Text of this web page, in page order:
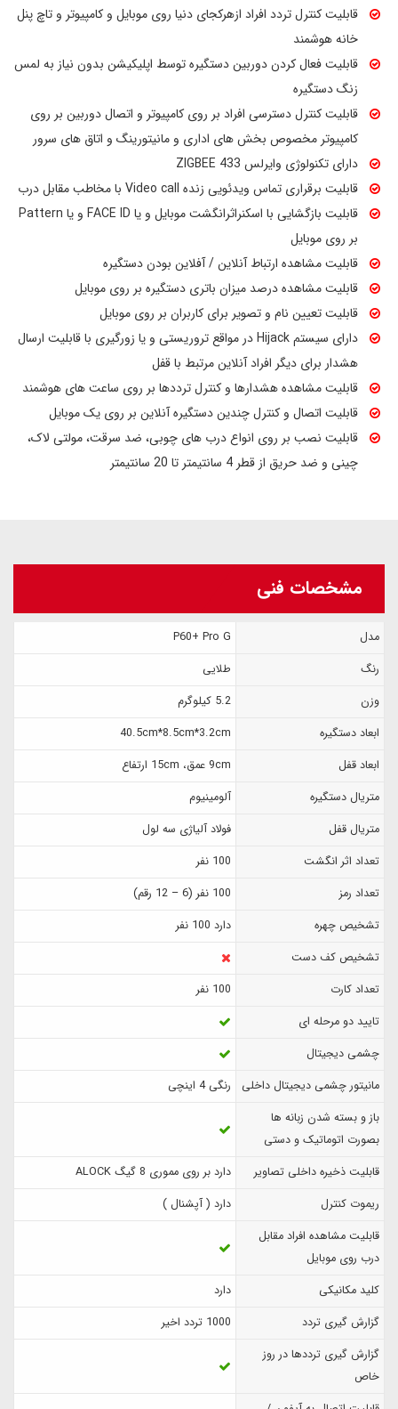
قابلیت کنترل تردد افراد ازهرکجای دنیا روی موبایل و کامپیوتر و تاچ پنل
خانه هوشمند
قابلیت فعال کردن دوربین دستگیره توسط اپلیکیشن بدون نیاز به لمس
زنگ دستگیره
قابلیت کنترل دسترسی افراد بر روی کامپیوتر و اتصال دوربین بر روی
کامپیوتر مخصوص بخش های اداری و مانیتورینگ و اتاق های سرور
دارای تکنولوژی وایرلس ZIGBEE 433
قابلیت برقراری تماس ویدئویی زنده Video call با مخاطب مقابل درب
قابلیت بازگشایی با اسکنراثرانگشت موبایل و یا FACE ID و یا Pattern
بر روی موبایل
قابلیت مشاهده ارتباط آنلاین / آفلاین بودن دستگیره
قابلیت مشاهده درصد میزان باتری دستگیره بر روی موبایل
قابلیت تعیین نام و تصویر برای کاربران بر روی موبایل
دارای سیستم Hijack در مواقع تروریستی و یا زورگیری با قابلیت ارسال
هشدار برای دیگر افراد آنلاین مرتبط با قفل
قابلیت مشاهده هشدارها و کنترل ترددها بر روی ساعت های هوشمند
قابلیت اتصال و کنترل چندین دستگیره آنلاین بر روی یک موبایل
قابلیت نصب بر روی انواع درب های چوبی، ضد سرقت، مولتی لاک،
چینی و ضد حریق از قطر 4 سانتیمتر تا 20 سانتیمتر
مشخصات فنی
مدل
P60+ Pro G
رنگ
طلایی
وزن
5.2 کیلوگرم
ابعاد دستگیره
40.5cm*8.5cm*3.2cm
ابعاد قفل
9cm عمق، 15cm ارتفاع
متریال دستگیره
آلومینیوم
متریال قفل
فولاد آلیاژی سه لول
تعداد اثر انگشت
100 نفر
تعداد رمز
100 نفر (6 – 12 رقم)
تشخیص چهره
دارد 100 نفر
تشخیص کف دست
تعداد کارت
100 نفر
تایید دو مرحله ای
چشمی دیجیتال
مانیتور چشمی دیجیتال داخلی
رنگی 4 اینچی
باز و بسته شدن زبانه ها
بصورت اتوماتیک و دستی
قابلیت ذخیره داخلی تصاویر
دارد بر روی مموری 8 گیگ ALOCK
ریموت کنترل
دارد ( آپشنال )
قابلیت مشاهده افراد مقابل
درب روی موبایل
کلید مکانیکی
دارد
گزارش‌ گیری تردد
1000 تردد اخیر
گزارش گیری ترددها در روز
خاص